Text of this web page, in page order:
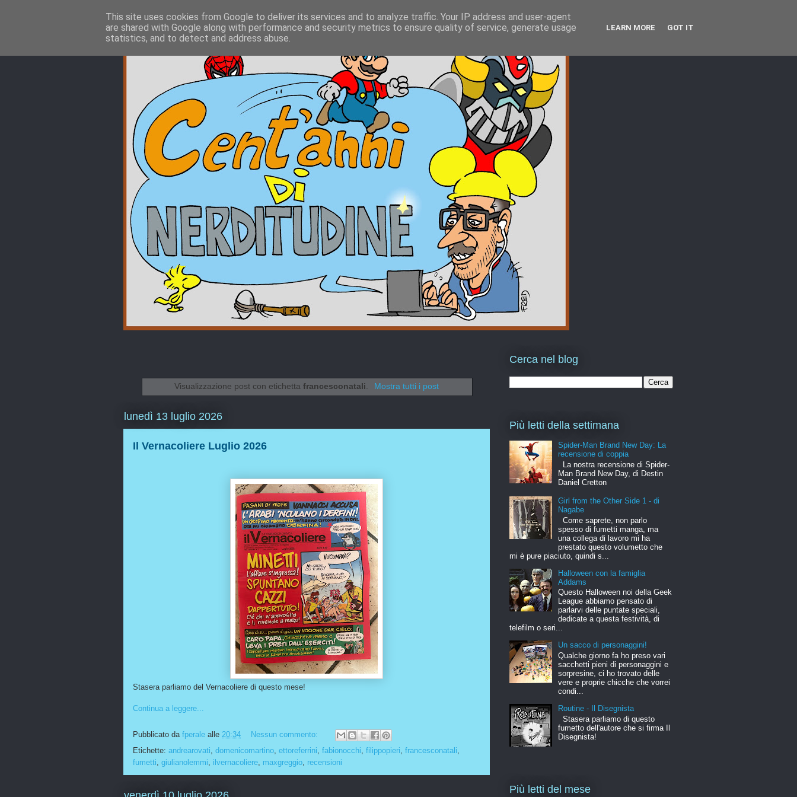
Visualizzazione post con etichettafrancesconatali. Mostra tutti i post
lunedì 13 luglio 2026
Il Vernacoliere Luglio 2026
Stasera parliamo del Vernacoliere di questo mese!
Continua a leggere...
Pubblicato da fperale alle 20:34
Nessun commento:
Etichette: andrearovati domenicomartino ettoreferrini fabionocchi filippopieri francesconatali
fumetti giulianolemmi ilvernacoliere maxgreggio recensioni
Cerca nel blog
Più letti della settimana
Spider-Man Brand New Day: La
recensione di coppia
La nostra recensione di Spider-
Man Brand New Day, di Destin
Daniel Cretton
Girl from the Other Side 1 - di
Nagabe
Come saprete, non parlo
spesso di fumetti manga, ma
una collega di lavoro mi ha
prestato questo volumetto che
mi è pure piaciuto, quindi s...
Halloween con la famiglia
Addams
Questo Halloween noi della Geek
League abbiamo pensato di
parlarvi delle puntate speciali,
dedicate a questa festività, di
telefilm o seri...
Un sacco di personaggini!
Qualche giorno fa ho preso vari
sacchetti pieni di personaggini e
sorpresine, ci ho trovato delle
vere e proprie chicche che vorrei
condi...
Routine - Il Disegnista
Stasera parliamo di questo
fumetto dell'autore che si firma Il
Disegnista!
Più letti del mese
This site uses cookies from Google to deliver its services and to analyze traffic. Your IP address and user-agent
are shared with Google along with performance and security metrics to ensure quality of service, generate usage
statistics, and to detect and address abuse.
LEARN MORE GOT IT